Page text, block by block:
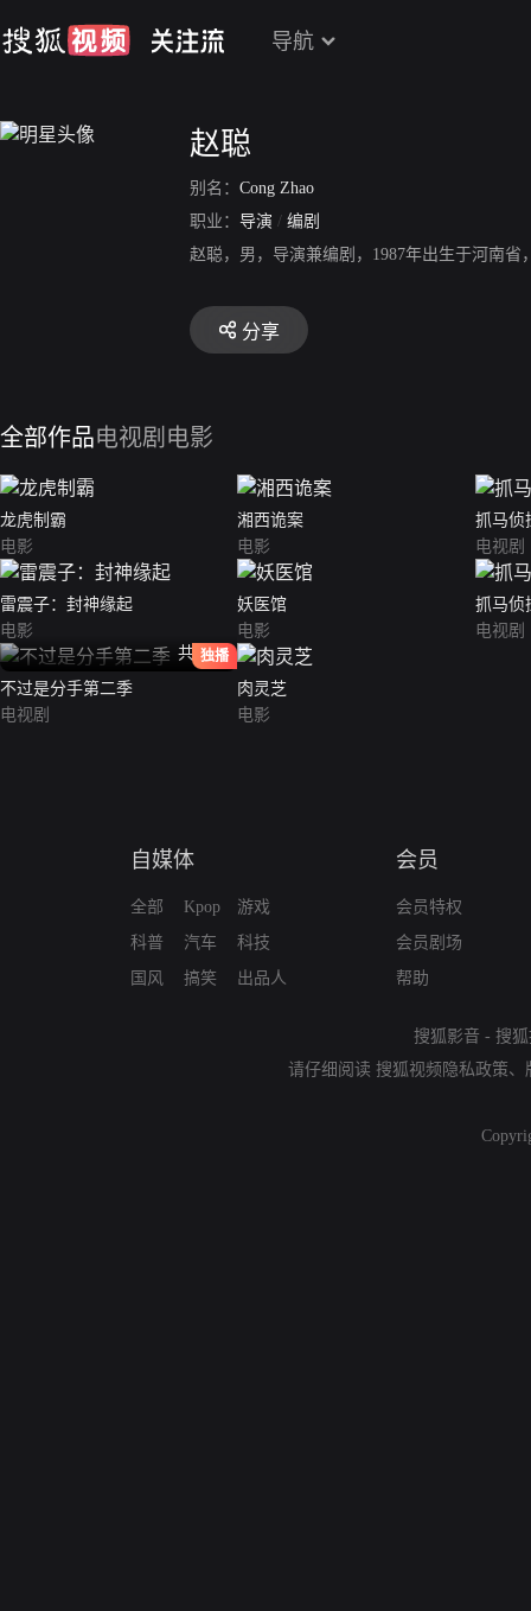
导航
赵聪
别名： Cong Zhao
职业： 导演 / 编剧
赵聪，男，导演兼编剧，1987年出生于河南
分享
全部作品电视剧 电影
龙虎制霸
电影
湘西诡案
电影
抓马侦
电视剧
雷震子：封神缘起
电影
妖医馆
电影
抓马侦
电视剧
共13全
独播
不过是分手第二季
电视剧
肉灵芝
电影
自媒体
全部
科普
国风
Kpop
汽车
搞笑
游戏
科技
出品人
会员
会员特权
会员剧场
帮助
搜狐影音 - 搜
请仔细阅读 搜狐视频隐私政策、